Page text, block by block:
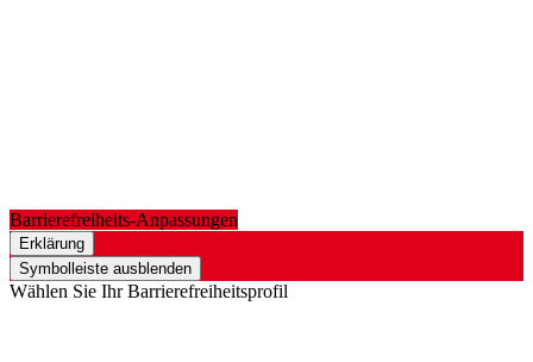
Barrierefreiheits-Anpassungen
Erklärung
Symbolleiste ausblenden
Wählen Sie Ihr Barrierefreiheitsprofil